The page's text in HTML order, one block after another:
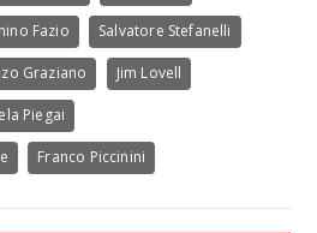
Fazio Salvatore Stefanelli
Graziano Jim Lovell
Piegai
Franco Piccinini